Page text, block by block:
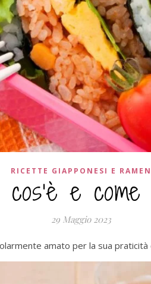
RICETTE GIAPPONESI E RAMEN
cos’è e
29 Maggio 2023
amato per la sua praticità